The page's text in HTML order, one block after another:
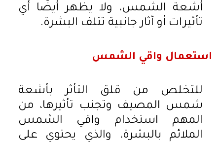
أشعة الشمس، ولا يظهر أيضًا أي
تأثيرات أو آثار جانبية تتلف البشرة.
استعمال واقي الشمس
للتخلص من قلق التأثر بأشعة
شمس المصيف وتجنب تأثيرها، من
المهم استخدام واقي الشمس
الملائم بالبشرة، والذي يحتوي على